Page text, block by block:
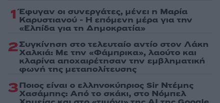
1 Έφυγαν οι συνεργάτες, μένει η Μαρία
Καρυστιανού - Η επόμενη μέρα για την
«Ελπίδα για τη Δημοκρατία»
2Συγκίνηση στο τελευταίο αντίο στον Λάκη
Χαλκιά: Με την «Φάμπρικα», λαούτο και
κλαρίνα αποχαιρέτησαν την εμβληματική
φωνή της μεταπολίτευσης
3Ποιος είναι ο ελληνοκύπριος Sir Ντέμης
Χασάμπης: Από το σκάκι, στο Νόμπελ